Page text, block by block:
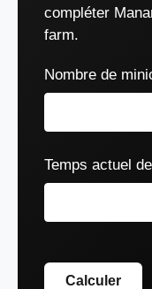
compléter
farm.
Nombre de
Temps actuel
Calculer